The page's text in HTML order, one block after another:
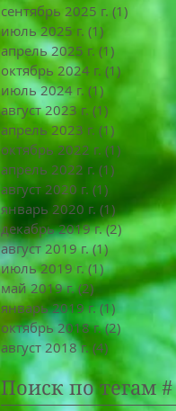
сентябрь 2025 г. (1)
июль 2025 г. (1)
апрель 2025 г. (1) 1 пост
октябрь 2024 г. (1)1 пост
июль 2024 г. (1) 1 пост
август 2023 г. (1) 1 пост
апрель 2023 г. (1)
октябрь 2022 г. (1) 1 пост
апрель 2022 г. (1)
август 2020 г. (1)
январь 2020 г. (1) 1 пост
декабрь 2019 г. (2)2 поста
август 2019 г. (1)1 пост
июль 2019 г. (1)1 пост
май 2019 г. (2)2 поста
январь 2019 г. (1) 1 пост
октябрь 2018 г. (2)
август 2018 г. (4) 4 поста
Поиск по тегам #